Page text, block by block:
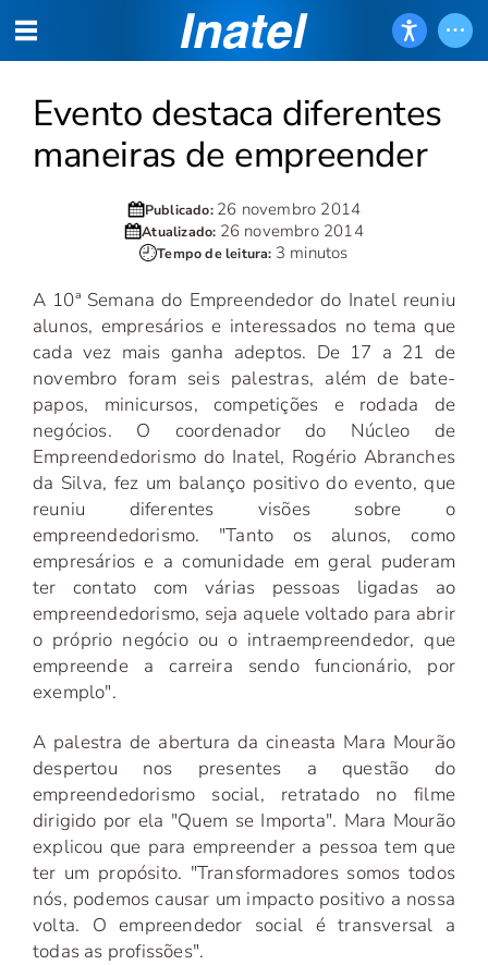
Evento destaca diferentes
maneiras de empreender
Publicado: 26 novembro 2014
Atualizado: 26 novembro 2014
Tempo de leitura: 3 minutos
A 10ª Semana do Empreendedor do Inatel reuniu
alunos, empresários e interessados no tema que
cada vez mais ganha adeptos. De 17 a 21 de
novembro foram seis palestras, além de bate-
papos, minicursos, competições e rodada de
negócios. O coordenador do Núcleo de
Empreendedorismo do Inatel, Rogério Abranches
da Silva, fez um balanço positivo do evento, que
reuniu diferentes visões sobre o
empreendedorismo. "Tanto os alunos, como
empresários e a comunidade em geral puderam
ter contato com várias pessoas ligadas ao
empreendedorismo, seja aquele voltado para abrir
o próprio negócio ou o intraempreendedor, que
empreende a carreira sendo funcionário, por
exemplo".
A palestra de abertura da cineasta Mara Mourão
despertou nos presentes a questão do
empreendedorismo social, retratado no filme
dirigido por ela "Quem se Importa". Mara Mourão
explicou que para empreender a pessoa tem que
ter um propósito. "Transformadores somos todos
nós, podemos causar um impacto positivo a nossa
volta. O empreendedor social é transversal a
todas as profissões".